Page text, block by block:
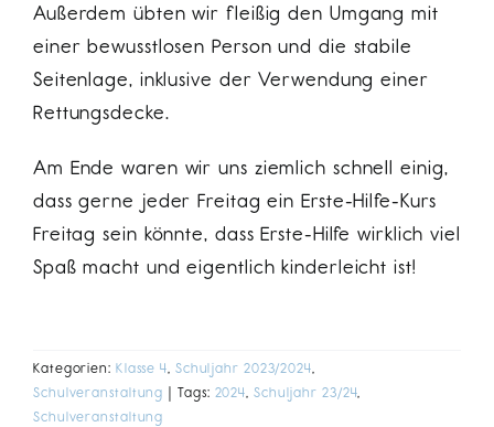
Außerdem übten wir fleißig den Umgang mit
einer bewusstlosen Person und die stabile
Seitenlage, inklusive der Verwendung einer
Rettungsdecke.
Am Ende waren wir uns ziemlich schnell einig,
dass gerne jeder Freitag ein Erste-Hilfe-Kurs
Freitag sein könnte, dass Erste-Hilfe wirklich viel
Spaß macht und eigentlich kinderleicht ist!
Kategorien: Klasse 4, Schuljahr 2023/2024,
Schulveranstaltung
Tags: 2024, Schuljahr 23/24,
Schulveranstaltung